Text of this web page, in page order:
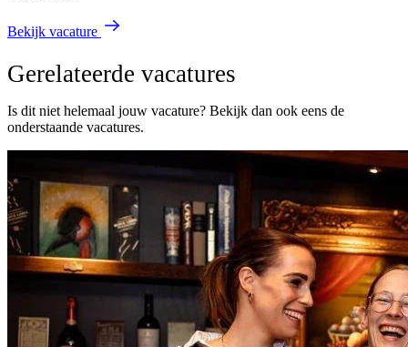
Bekijk vacature
Gerelateerde vacatures
Is dit niet helemaal jouw vacature? Bekijk dan ook eens de
onderstaande vacatures.